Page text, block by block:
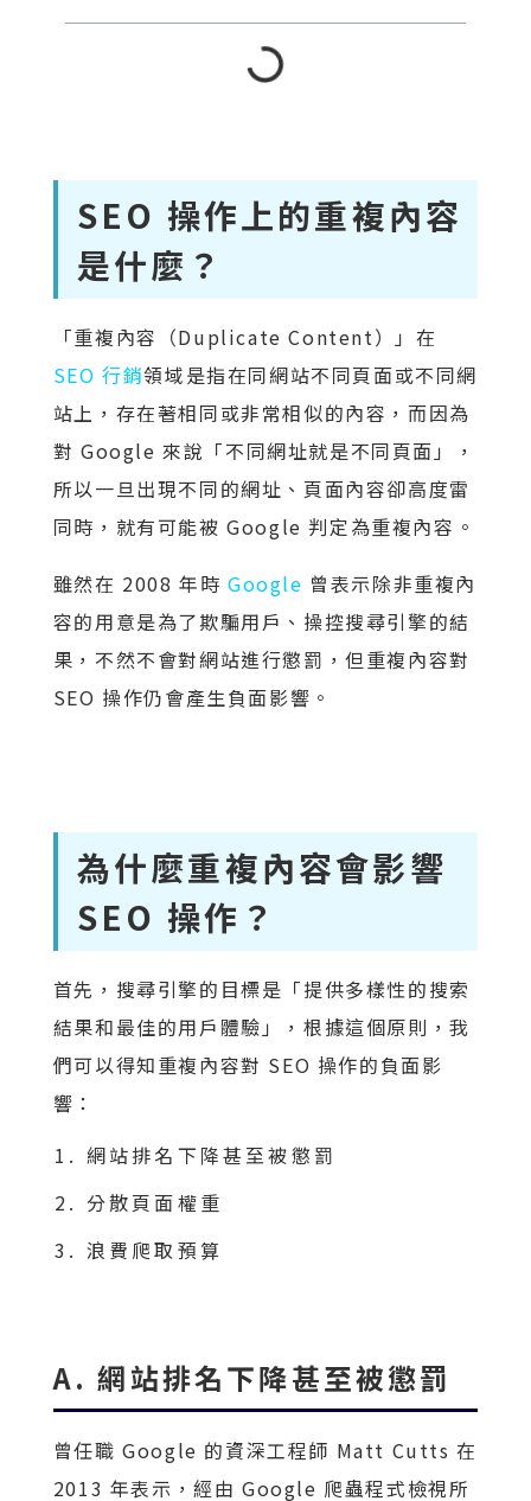
SEO 操作上的重複內容
是什麼？
「重複內容（Duplicate Content）」在
SEO 行銷領域是指在同網站不同頁面或不同網
站上，存在著相同或非常相似的內容，而因為
對 Google 來說「不同網址就是不同頁面」，
所以一旦出現不同的網址、頁面內容卻高度雷
同時，就有可能被 Google 判定為重複內容。
雖然在 2008 年時 Google 曾表示除非重複內
容的用意是為了欺騙用戶、操控搜尋引擎的結
果，不然不會對網站進行懲罰，但重複內容對
SEO 操作仍會產生負面影響。
為什麼重複內容會影響
SEO 操作？
首先，搜尋引擎的目標是「提供多樣性的搜索
結果和最佳的用戶體驗」，根據這個原則，我
們可以得知重複內容對 SEO 操作的負面影
響：
網站排名下降甚至被懲罰
分散頁面權重
浪費爬取預算
A. 網站排名下降甚至被懲罰
曾任職 Google 的資深工程師 Matt Cutts 在
2013 年表示，經由 Google 爬蟲程式檢視所